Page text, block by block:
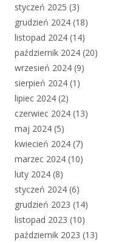
styczeń 2025 (3)
grudzień 2024 (18)
listopad 2024 (14)
październik 2024 (20)
wrzesień 2024 (9)
sierpień 2024 (1)
lipiec 2024 (2)
czerwiec 2024 (13)
maj 2024 (5)
kwiecień 2024 (7)
marzec 2024 (10)
luty 2024 (8)
styczeń 2024 (6)
grudzień 2023 (14)
listopad 2023 (10)
październik 2023 (13)